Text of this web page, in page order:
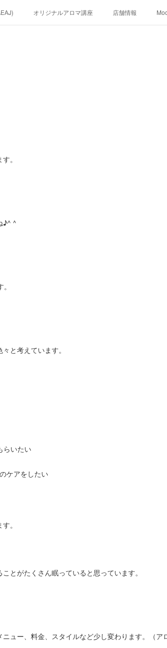
オリジナルアロマ講座 店舗情報
。
♪^ ^
と考えています。
らいたい
ケアをしたい
。
とがたくさん眠っていると思っています。
ュー、料金、スタイルなど少し変わります。（ア